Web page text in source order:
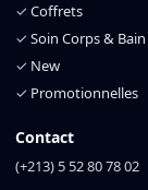
✓ Coffrets
✓ Soin Corps & Bain
✓ New
✓ Promotionnelles
Contact
(+213) 5 52 80 78 02